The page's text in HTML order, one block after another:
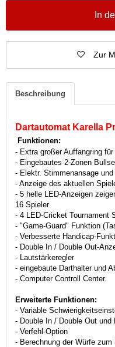
In
Zur
Beschreibung
Dartautomat Karella
Funktionen:
- Extra großer Auffangring
- Eingebautes 2-Zonen
- Elektr. Stimmenansage
- Anzeige des aktuellen
- 5 helle LED-Anzeigen
16 Spieler
- 4 LED-Cricket Tournament
- "Game-Guard" Funktion
- Verbesserte Handicap-
- Double In / Double Out-
- Lautstärkeregler
- eingebaute Darthalter und
- Computer Controll Center.
Erweiterte Funktionen:
- Variable
- Double In / Double Out und
- Verfehl-Option
- Berechnung der Würfe